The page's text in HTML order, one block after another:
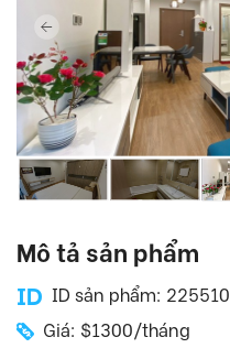
Mô tả sản phẩm
ID sản phẩm: 225510
Giá: $1300/tháng